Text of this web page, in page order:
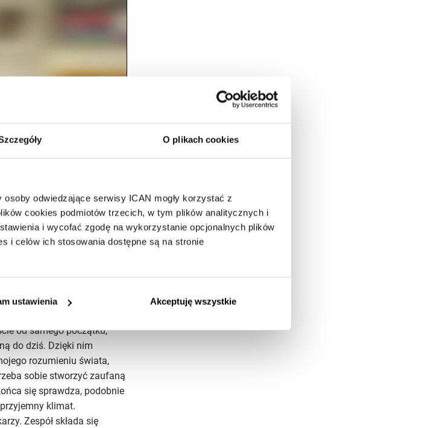
O plikach cookies
odwiedzające serwisy ICAN mogły korzystać z
cookies podmiotów trzecich, w tym plików analitycznych i
i wycofać zgodę na wykorzystanie opcjonalnych plików
i celów ich stosowania dostępne są na stronie
ustawienia Akceptuję wszystkie
przywódcą?
taką organizację, jaką
od samego początku,
do dziś. Dzięki nim
rozumieniu świata,
sobie stworzyć zaufaną
się sprawdza, podobnie
klimat.
Zespół składa się